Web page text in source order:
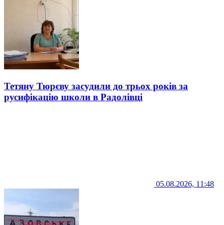
Тетяну Тюрєву засудили до трьох років за
русифікацію школи в Радолівці
05.08.2026, 11:48